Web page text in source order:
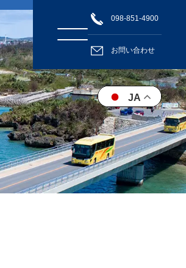
098-851-4900
お問い合わせ
JA